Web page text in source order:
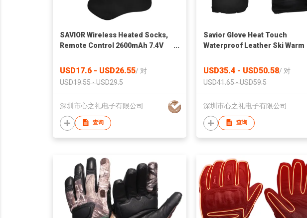
SAVIOR Wireless Heated Socks,
Remote Control 2600mAh 7.4V
Foot Warmers Heating Sock for
Cold Winter Men Women Kids
USD17.6 - USD26.55/ 对
USD19.55 - USD29.5
深圳市心之礼电子有限公司
查询
Savior Glove Heat Touch
Waterproof Leather Ski Warm
USD35.4 - USD50.58/ 对
USD41.65 - USD59.5
深圳市心之礼电子有限公司
查询